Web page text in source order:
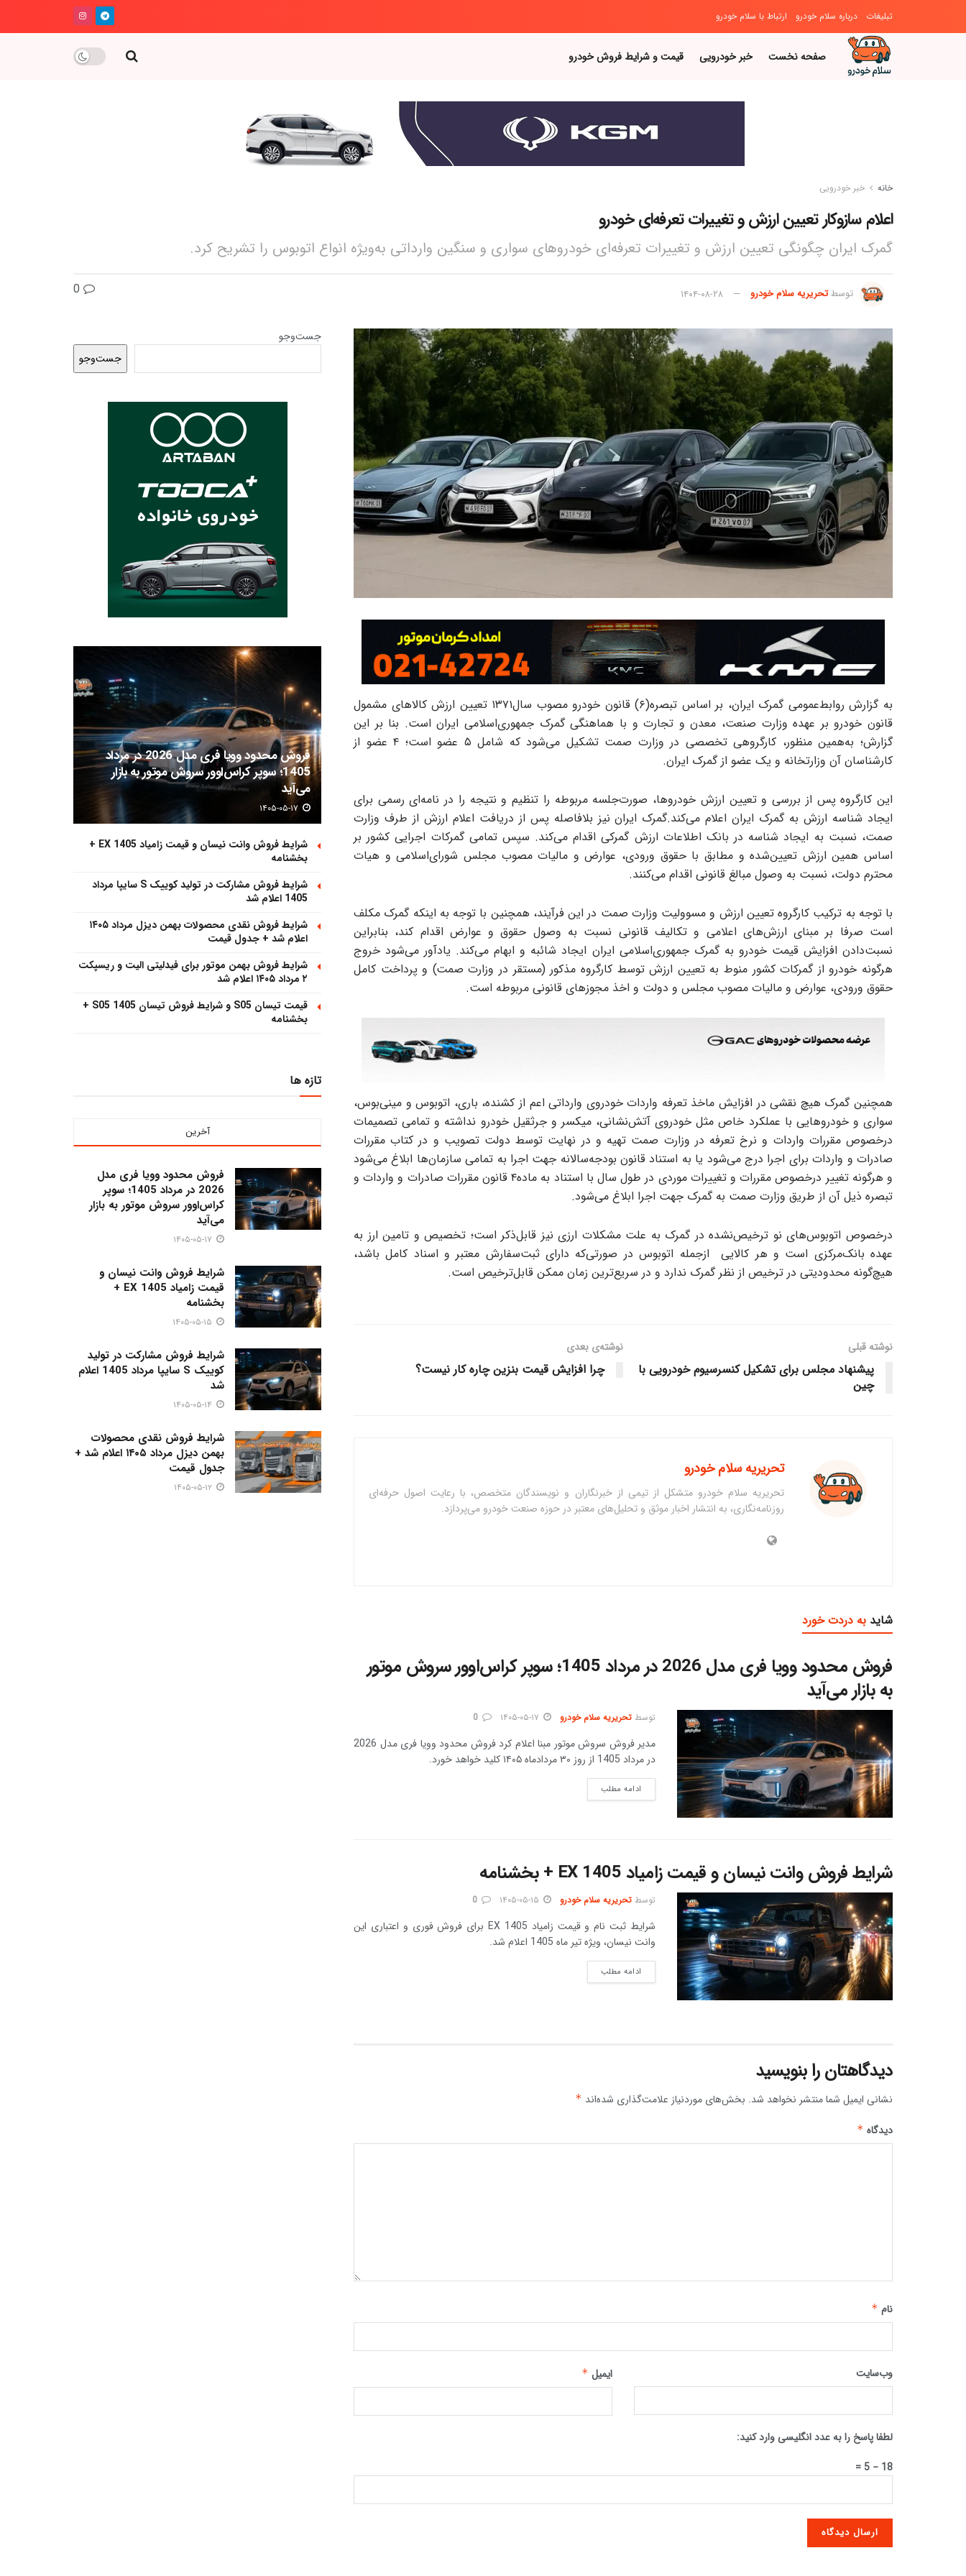
تبلیغات درباره سلام خودرو ارتباط با سلام خودرو
صفحه نخست خبر خودرویی قیمت و شرایط فروش خودرو
خانه خبر خودرویی
اعلام سازوکار تعیین ارزش و تغییرات تعرفه‌‌‌‌‌ای خودرو‌‌‌‌‌
گمرک ایران چگونگی تعیین ارزش و تغییرات تعرفه‌‌‌‌‌ای خودرو‌‌‌‌‌های سواری و سنگین وارداتی به‌ویژه انواع اتوبوس را تشریح کرد.
توسطتحریریه سلام خودرو ۱۴۰۴-۰۸-۲۸
به گزارش روابط‌عمومی گمرک ایران، بر اساس تبصره‌(۶) قانون خودرو مصوب سال‌۱۳۷۱ تعیین ارزش کالا‌‌‌‌‌های مشمول
قانون خودرو بر عهده وزارت صنعت، معدن و تجارت و با هماهنگی گمرک جمهوری‌اسلامی ایران است. بنا بر این
گزارش؛ به‌همین منظور، کارگروهی تخصصی در وزارت صمت تشکیل می‌شود که شامل ۵ عضو است؛ ۴ عضو از
کارشناسان آن وزارتخانه و یک عضو از گمرک ایران.
این کارگروه پس از بررسی و تعیین ارزش خودروها، صورت‌‌‌‌‌جلسه مربوطه را تنظیم و نتیجه را در نامه‌‌‌‌‌ای رسمی برای
ایجاد شناسه ارزش به گمرک ایران اعلام می‌کند.گمرک ایران نیز بلافاصله پس از دریافت اعلام ارزش از طرف وزارت
صمت، نسبت به ایجاد شناسه در بانک اطلاعات ارزش گمرکی اقدام می‌کند. سپس تمامی گمرکات اجرایی کشور بر
اساس همین ارزش تعیین‌‌‌‌‌شده و مطابق با حقوق ورودی، عوارض و مالیات مصوب مجلس شورای‌اسلامی و هیات
محترم دولت، نسبت به وصول مبالغ قانونی اقدام می‌کنند.
با توجه به ترکیب کارگروه تعیین ارزش و مسوولیت وزارت صمت در این فرآیند، همچنین با توجه به اینکه گمرک مکلف
است صرفا بر مبنای ارزش‌های اعلامی و تکالیف قانونی نسبت به وصول حقوق و عوارض اقدام کند، بنابراین
نسبت‌‌‌‌‌دادن افزایش قیمت خودرو به گمرک جمهوری‌اسلامی ایران ایجاد شائبه و ابهام می‌کند. یادآور می‌شود خروج
هرگونه خودرو از گمرکات کشور منوط به تعیین ارزش توسط کارگروه مذکور (مستقر در وزارت صمت) و پرداخت کامل
حقوق ورودی، عوارض و مالیات مصوب مجلس و دولت و اخذ مجوز‌‌‌‌‌های قانونی مربوطه است.
همچنین گمرک هیچ نقشی در افزایش ماخذ تعرفه واردات خودروی وارداتی اعم از کشنده، باری، اتوبوس و مینی‌‌‌‌‌بوس،
سواری و خودرو‌‌‌‌‌هایی با عملکرد خاص مثل خودروی آتش‌نشانی، میکسر و جرثقیل خودرو نداشته و تمامی تصمیمات
درخصوص مقررات واردات و نرخ تعرفه در وزارت صمت تهیه و در نهایت توسط دولت تصویب و در کتاب مقررات
صادرات و واردات برای اجرا درج می‌شود یا به استناد قانون بودجه‌سالانه جهت اجرا به تمامی سازمان‌ها ابلاغ می‌شود
و هرگونه تغییر درخصوص مقررات و تغییرات موردی در طول سال با استناد ‌به ماده‌۴ قانون مقررات صادرات و واردات و
تبصره‌ ذیل آن از طریق وزارت صمت به گمرک جهت اجرا ابلاغ می‌شود.‌
درخصوص اتوبوس‌‌‌‌‌های نو ترخیص‌نشده در گمرک به علت مشکلات ارزی نیز قابل‌ذکر است؛ تخصیص و تامین ارز به
عهده بانک‌مرکزی است و هر کالایی از‌‌‌‌‌جمله اتوبوس در صورتی‌که دارای ثبت‌سفارش معتبر و اسناد کامل باشد،
هیچ‌گونه محدودیتی در ترخیص از نظر گمرک ندارد و در سریع‌ترین زمان ممکن قابل‌ترخیص است.
نوشته قبلی
پیشنهاد مجلس برای تشکیل کنسرسیوم خودرویی با
چین
نوشته‌ی بعدی
چرا افزایش قیمت بنزین چاره کار نیست؟
تحریریه سلام خودرو
تحریریه سلام خودرو متشکل از تیمی از خبرنگاران و نویسندگان متخصص، با رعایت اصول حرفه‌ای
روزنامه‌نگاری، به انتشار اخبار موثق و تحلیل‌های معتبر در حوزه صنعت خودرو می‌پردازد.
شاید به دردت خورد
فروش محدود وویا فری مدل 2026 در مرداد 1405؛ سوپر کراس‌اوور سروش موتور
به بازار می‌آید
توسط تحریریه سلام خودرو
مدیر فروش سروش موتور مبنا اعلام کرد فروش محدود وویا فری مدل 2026
در مرداد 1405 از روز ۳۰ مردادماه ۱۴۰۵ کلید خواهد خورد.
ادامه مطلبDETAILS
شرایط فروش وانت نیسان و قیمت زامیاد EX 1405 + بخشنامه
توسط تحریریه سلام خودرو
شرایط ثبت نام و قیمت زامیاد EX 1405 برای فروش فوری و اعتباری این
وانت نیسان، ویژه تیر ماه 1405 اعلام شد.
ادامه مطلبDETAILS
دیدگاهتان را بنویسید
نشانی ایمیل شما منتشر نخواهد شد. بخش‌های موردنیاز علامت‌گذاری شده‌اند *
دیدگاه *
نام *
ایمیل * وب‌سایت
لطفا پاسخ را به عدد انگلیسی وارد کنید:
18 − 5 =
جست‌وجو
جست‌وجو
فروش محدود وویا فری مدل 2026 در مرداد
1405؛ سوپر کراس‌اوور سروش موتور به بازار
می‌آید
شرایط فروش وانت نیسان و قیمت زامیاد EX 1405 +
بخشنامه
شرایط فروش مشارکت در تولید کوییک S سایپا مرداد
1405 اعلام شد
شرایط فروش نقدی محصولات بهمن دیزل مرداد ۱۴۰۵
اعلام شد + جدول قیمت
شرایط فروش بهمن موتور برای فیدلیتی الیت و ریسپکت
۲ مرداد ۱۴۰۵ اعلام شد
قیمت تیسان S05 و شرایط فروش تیسان S05 1405 +
بخشنامه
تازه ها
آخرین
فروش محدود وویا فری مدل
2026 در مرداد 1405؛ سوپر
کراس‌اوور سروش موتور به بازار
می‌آید
شرایط فروش وانت نیسان و
قیمت زامیاد EX 1405 +
بخشنامه
شرایط فروش مشارکت در تولید
کوییک S سایپا مرداد 1405 اعلام
شد
شرایط فروش نقدی محصولات
بهمن دیزل مرداد ۱۴۰۵ اعلام شد +
جدول قیمت